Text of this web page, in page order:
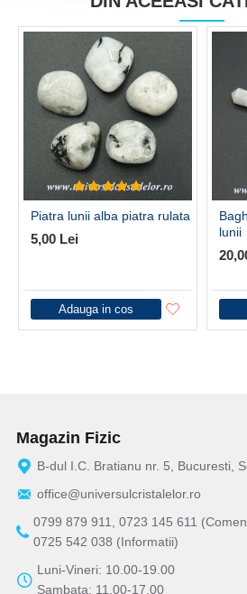
Piatra lunii alba piatra rulata
5,00 Lei
Adauga in cos
lunii
Magazin Fizic
B-dul I.C. Bratianu nr. 5, Bucuresti,
office@universulcristalelor.ro
0799 879 911, 0723 145 611
0725 542 038 (Informatii)
Luni-Vineri: 10.00-19.00
Sambata: 11.00-17.00